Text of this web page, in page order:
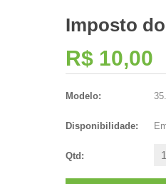
Imposto
R$ 10,00
Modelo:
Disponibilidade:
Qtd: